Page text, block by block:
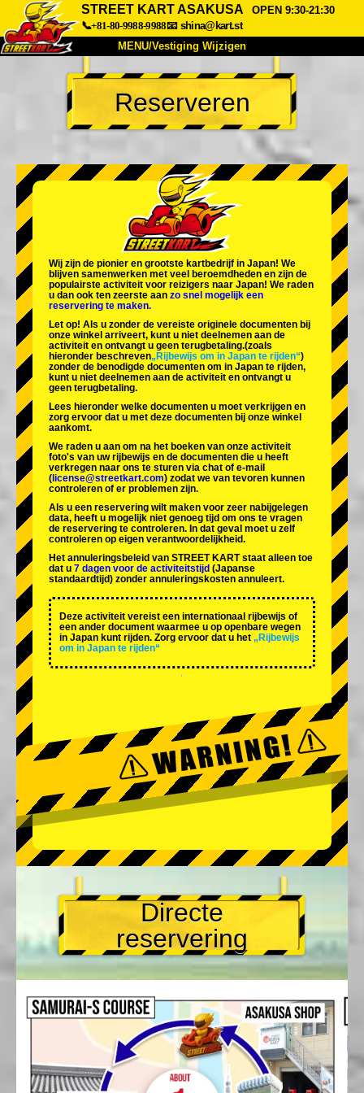
STREET KART ASAKUSA
OPEN 9:30-21:30
📞+81-80-9988-9988📧 shina@kart.st
MENU/Vestiging Wijzigen
TOP
Over Ons Specificaties Prijs
Veelgestelde Vragen
Bedrijf Reserveren
Vestiging Wijzigen
Tokio Shinagawa Tokio Akihabara#1
Tokio Akihabara#2
Tokio Shibuya Annex Tokio Baai
Tokio Asakusa Osaka
Okinawa
Reserveren
Wij zijn de pionier en grootste kartbedrijf in Japan! We
blijven samenwerken met veel beroemdheden en zijn de
populairste activiteit voor reizigers naar Japan! We raden
u dan ook ten zeerste aan zo snel mogelijk een
reservering te maken.
Let op! Als u zonder de vereiste originele documenten bij
onze winkel arriveert, kunt u niet deelnemen aan de
activiteit en ontvangt u geen terugbetaling.(zoals
hieronder beschreven„Rijbewijs om in Japan te rijden“)
zonder de benodigde documenten om in Japan te rijden,
kunt u niet deelnemen aan de activiteit en ontvangt u
geen terugbetaling.
Lees hieronder welke documenten u moet verkrijgen en
zorg ervoor dat u met deze documenten bij onze winkel
aankomt.
We raden u aan om na het boeken van onze activiteit
foto's van uw rijbewijs en de documenten die u heeft
verkregen naar ons te sturen via chat of e-mail
( license@streetkart.com) zodat we van tevoren kunnen
controleren of er problemen zijn.
Als u een reservering wilt maken voor zeer nabijgelegen
data, heeft u mogelijk niet genoeg tijd om ons te vragen
de reservering te controleren. In dat geval moet u zelf
controleren op eigen verantwoordelijkheid.
Het annuleringsbeleid van STREET KART staat alleen toe
dat u 7 dagen voor de activiteitstijd (Japanse
standaardtijd) zonder annuleringskosten annuleert.
Deze activiteit vereist een internationaal rijbewijs of
een ander document waarmee u op openbare wegen
in Japan kunt rijden. Zorg ervoor dat u het „Rijbewijs
om in Japan te rijden“
Directe
reservering